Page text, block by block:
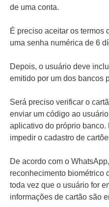
de uma conta.
É preciso aceitar os termos
uma senha numérica de 6
Depois, o usuário deve
emitido por um dos bancos
Será preciso verificar o
enviar um código ao
aplicativo do próprio banco.
impedir o cadastro de
De acordo com o
reconhecimento biométrico
toda vez que o usuário for
informações de cartão são